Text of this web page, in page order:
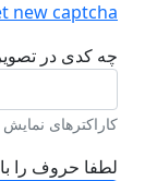
new captcha!
چه کدی در تصویر
کاراکترهای نمایش
لطفا حروف را با